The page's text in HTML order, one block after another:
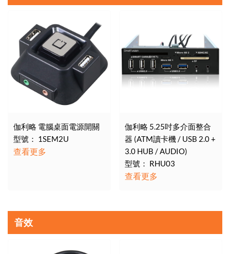
伽利略 電腦桌面電源開關
型號： 1SEM2U
查看更多
伽利略 5.25吋多介面整合
器 (ATM讀卡機 / USB 2.0 +
3.0 HUB / AUDIO)
型號： RHU03
查看更多
音效